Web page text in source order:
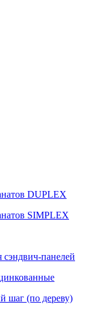
DUPLEX
SIMPLEX
панелей
шаг (по дереву)